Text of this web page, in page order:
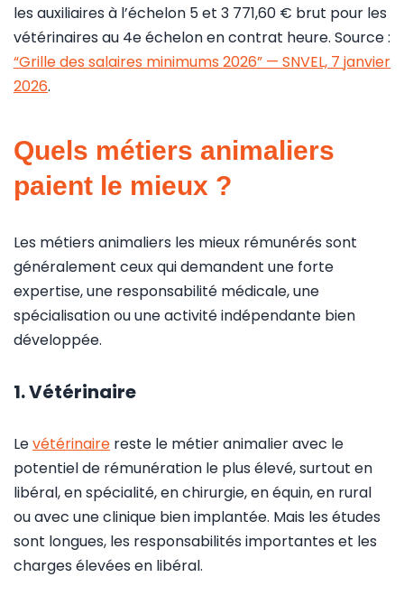
les auxiliaires à l’échelon 5 et 3 771,60 € brut pour les
vétérinaires au 4e échelon en contrat heure. Source :
“Grille des salaires minimums 2026” — SNVEL, 7 janvier
2026.
Quels métiers animaliers
paient le mieux ?
Les métiers animaliers les mieux rémunérés sont
généralement ceux qui demandent une forte
expertise, une responsabilité médicale, une
spécialisation ou une activité indépendante bien
développée.
1. Vétérinaire
Levétérinaire reste le métier animalier avec le
potentiel de rémunération le plus élevé, surtout en
libéral, en spécialité, en chirurgie, en équin, en rural
ou avec une clinique bien implantée. Mais les études
sont longues, les responsabilités importantes et les
charges élevées en libéral.